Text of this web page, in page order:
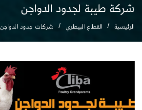
شركة طيبة لجدود الدواجن
الرئيسية القطاع البيطري شركات جدود الدواجن